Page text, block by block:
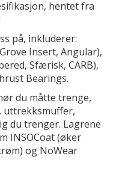
hentet fra
på, inkluderer:
Insert, Angular),
Sfærisk, CARB),
Bearings.
du måtte trenge,
uttrekksmuffer,
du trenger. Lagrene
INSOCoat (øker
og NoWear